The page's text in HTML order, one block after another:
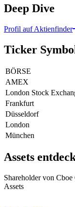
Deep Dive
Profil auf Aktienfinder
Ticker
BÖRSE
AMEX
London Stock
Frankfurt
Düsseldorf
London
München
Assets
Shareholder von
Assets